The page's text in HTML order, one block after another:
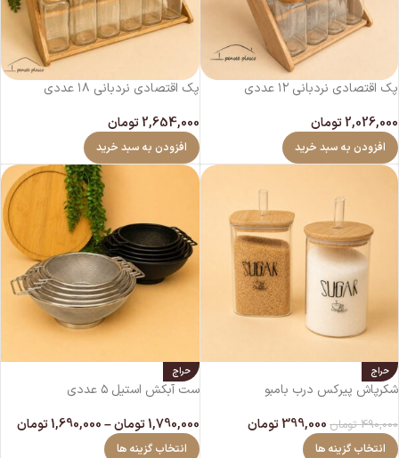
پک اقتصادی نردبانی ۱۲ عددی
2,026,000تومان
افزودن به سبد خرید
پک اقتصادی نردبانی ۱۸ عددی
2,654,000 تومان
افزودن به سبد خرید
حراج
شکرپاش پیرکس درب بامبو
490,000 تومان 399,000تومان
انتخاب گزینه ها
حراج
ست آبکش استیل ۵ عددی
1,790,000تومان–
1,690,000تومان
انتخاب گزینه ها